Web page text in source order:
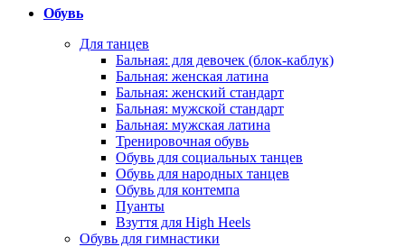
Обувь
Для танцев
Бальная: для девочек (блок-каблук)
Бальная: женская латина
Бальная: женский стандарт
Бальная: мужской стандарт
Бальная: мужская латина
Тренировочная обувь
Обувь для социальных танцев
Обувь для народных танцев
Обувь для контемпа
Пуанты
Взуття для High Heels
Обувь для гимнастики